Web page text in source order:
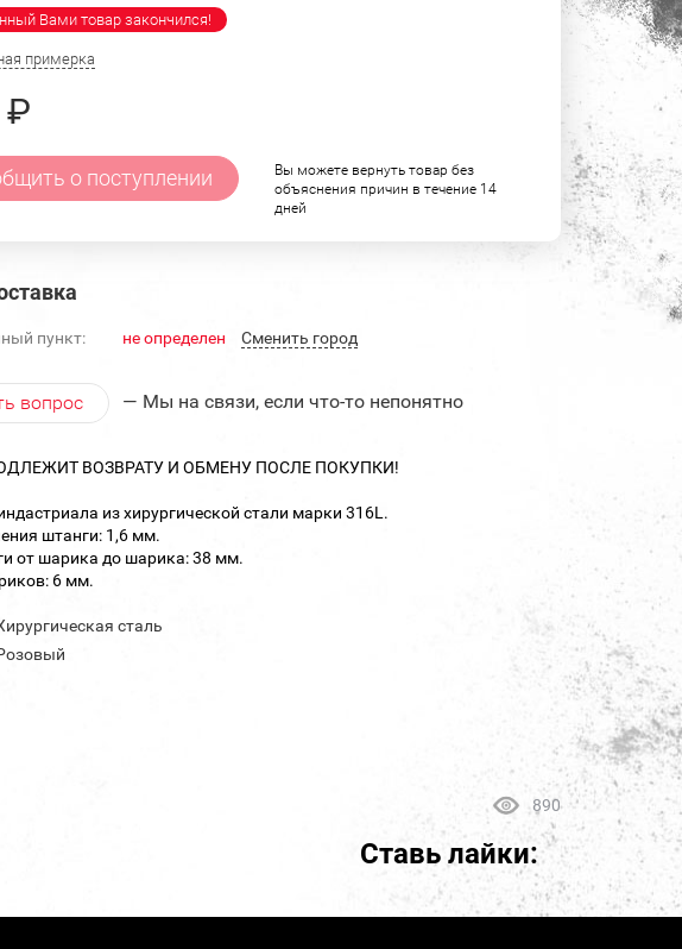
Вами товар закончился!
примерка
₽
о поступлении
Вы можете вернуть товар без
объяснения причин в течение 14
дней
пункт: не определен Cменить город
вопрос — Мы на связи, если что-то непонятно
ВОЗВРАТУ И ОБМЕНУ ПОСЛЕ ПОКУПКИ!
из хирургической стали марки 316L.
штанги: 1,6 мм.
от шарика до шарика: 38 мм.
6 мм.
сталь
890
Ставь лайки: